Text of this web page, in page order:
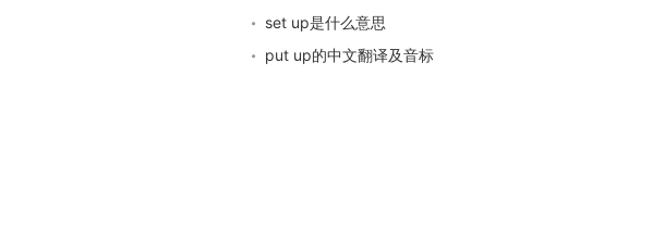
set up是什么意思
put up的中文翻译及音标